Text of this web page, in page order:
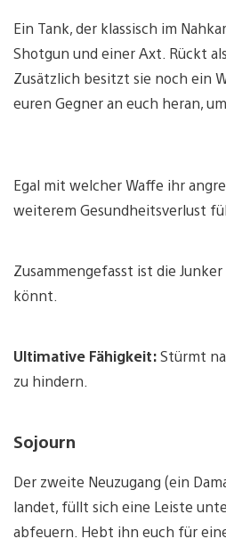
Ein Tank, der klassisch im
Shotgun und einer Axt. Rückt
Zusätzlich besitzt sie noch ein
euren Gegner an euch heran,
Egal mit welcher Waffe ihr
weiterem Gesundheitsverlust
Zusammengefasst ist die
könnt.
Ultimative Fähigkeit:Stürmt
zu hindern.
Sojourn
Der zweite Neuzugang (ein
landet, füllt sich eine Leiste
abfeuern. Hebt ihn euch für